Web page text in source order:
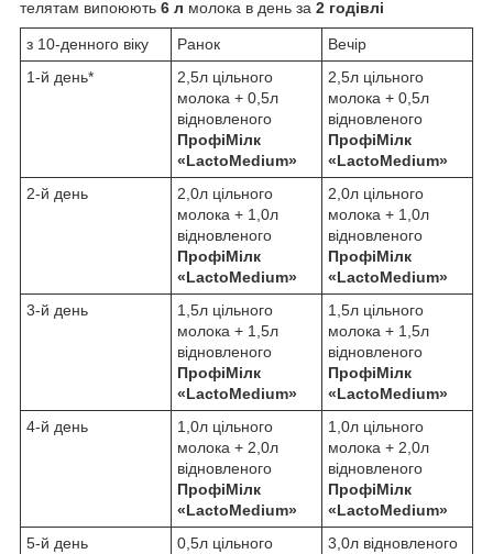
телятам випоюють 6 л молока в день за 2 годівлі
з 10-денного віку Ранок
Вечір
1-й день*
2,5л цільного
молока + 0,5л
відновленого
ПрофіМілк
«LactoMedium»
2,5л цільного
молока + 0,5л
відновленого
ПрофіМілк
«LactoMedium»
2-й день
2,0л цільного
молока + 1,0л
відновленого
ПрофіМілк
«LactoMedium»
2,0л цільного
молока + 1,0л
відновленого
ПрофіМілк
«LactoMedium»
3-й день
1,5л цільного
молока + 1,5л
відновленого
ПрофіМілк
«LactoMedium»
1,5л цільного
молока + 1,5л
відновленого
ПрофіМілк
«LactoMedium»
4-й день
1,0л цільного
молока + 2,0л
відновленого
ПрофіМілк
«LactoMedium»
1,0л цільного
молока + 2,0л
відновленого
ПрофіМілк
«LactoMedium»
5-й день
0,5л цільного
3,0л відновленого